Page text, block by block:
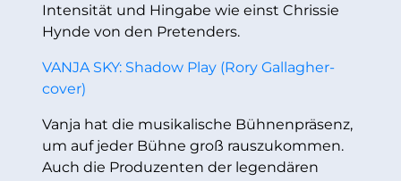
Intensität und Hingabe wie einst Chrissie
Hynde von den Pretenders.
VANJA SKY: Shadow Play (Rory Gallagher-
cover)
Vanja hat die musikalische Bühnenpräsenz,
um auf jeder Bühne groß rauszukommen.
Auch die Produzenten der legendären